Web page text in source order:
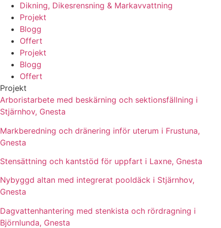
Dikning, Dikesrensning & Markavvattning
Projekt
Blogg
Offert
Projekt
Blogg
Offert
Projekt
Arboristarbete med beskärning och sektionsfällning i
Stjärnhov, Gnesta
Markberedning och dränering inför uterum i Frustuna,
Gnesta
Stensättning och kantstöd för uppfart i Laxne, Gnesta
Nybyggd altan med integrerat pooldäck i Stjärnhov,
Gnesta
Dagvattenhantering med stenkista och rördragning i
Björnlunda, Gnesta